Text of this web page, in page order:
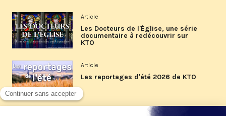
Article
Les Docteurs de l'Église, une série
documentaire à redécouvrir sur
KTO
Article
Les reportages d'été 2026 de KTO